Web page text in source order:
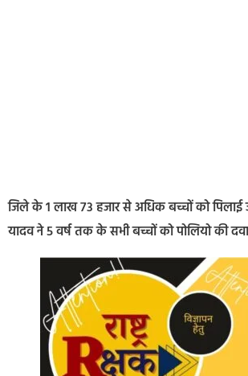
जिले के 1 लाख 73 हजार से अधिक बच्चों को पिलाई
यादव ने 5 वर्ष तक के सभी बच्चों को पोलियो की